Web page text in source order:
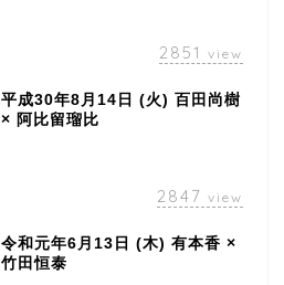
2851 view
平成30年8月14日 (火) 百田尚樹
× 阿比留瑠比
2847 view
令和元年6月13日 (木) 有本香 ×
竹田恒泰